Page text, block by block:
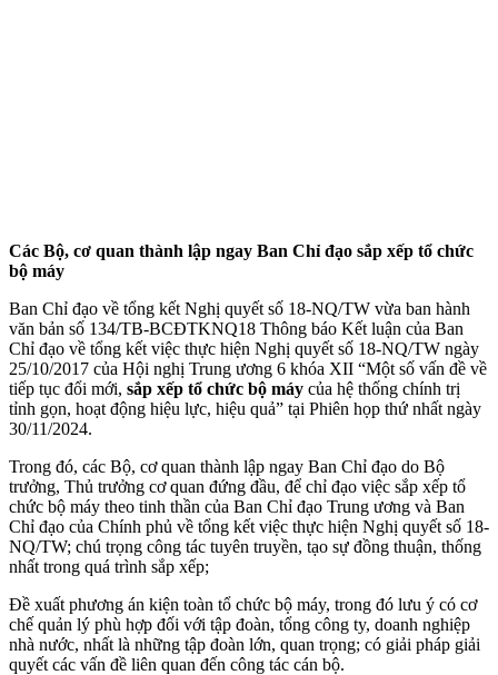
Các Bộ, cơ quan thành lập ngay Ban Chỉ đạo sắp xếp tổ chức
bộ máy
Ban Chỉ đạo về tổng kết Nghị quyết số 18-NQ/TW vừa ban hành
văn bản số 134/TB-BCĐTKNQ18 Thông báo Kết luận của Ban
Chỉ đạo về tổng kết việc thực hiện Nghị quyết số 18-NQ/TW ngày
25/10/2017 của Hội nghị Trung ương 6 khóa XII “Một số vấn đề về
tiếp tục đổi mới, sắp xếp tổ chức bộ máy của hệ thống chính trị
tỉnh gọn, hoạt động hiệu lực, hiệu quả” tại Phiên họp thứ nhất ngày
30/11/2024.
Trong đó, các Bộ, cơ quan thành lập ngay Ban Chỉ đạo do Bộ
trưởng, Thủ trưởng cơ quan đứng đầu, để chỉ đạo việc sắp xếp tổ
chức bộ máy theo tinh thần của Ban Chỉ đạo Trung ương và Ban
Chỉ đạo của Chính phủ về tổng kết việc thực hiện Nghị quyết số 18-
NQ/TW; chú trọng công tác tuyên truyền, tạo sự đồng thuận, thống
nhất trong quá trình sắp xếp;
Đề xuất phương án kiện toàn tổ chức bộ máy, trong đó lưu ý có cơ
chế quản lý phù hợp đối với tập đoàn, tổng công ty, doanh nghiệp
nhà nước, nhất là những tập đoàn lớn, quan trọng; có giải pháp giải
quyết các vấn đề liên quan đến công tác cán bộ.